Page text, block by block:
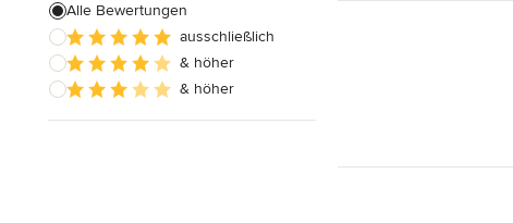
Alle Bewertungen
ausschließlich
& höher
& höher